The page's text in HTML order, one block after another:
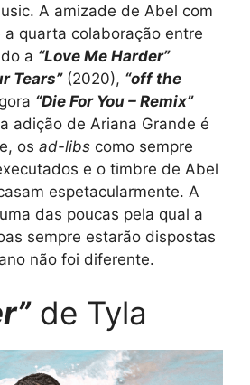
A amizade de Abel com
a quarta colaboração entre
a “Love Me Harder”
Tears”(2020), “off the
“Die For You – Remix”
adição de Ariana Grande é
os ad-libs como sempre
e o timbre de Abel
espetacularmente. A
das poucas pela qual a
sempre estarão dispostas
não foi diferente.
de Tyla